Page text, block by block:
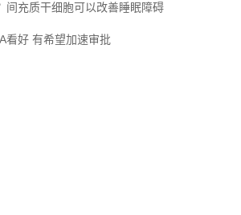
间充质干细胞可以改善睡眠障碍
看好 有希望加速审批